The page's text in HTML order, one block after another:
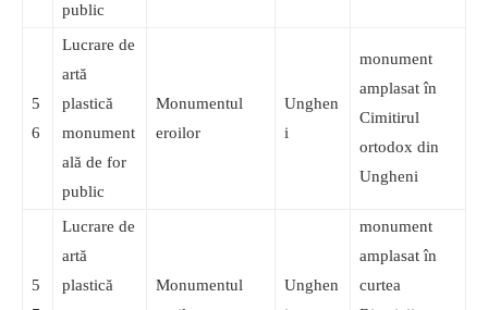
public
5
6
Lucrare de
artă
plastică
monument
ală de for
public
Monumentul
eroilor
Unghen
i
monument
amplasat în
Cimitirul
ortodox din
Ungheni
5
Lucrare de
artă
plastică
Monumentul
Unghen
monument
amplasat în
curtea